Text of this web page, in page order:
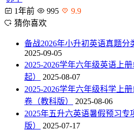
1年前
995
9.9
猜你喜欢
备战2026年小升初英语真题分
2025-09-05
2025-2026学年六年级英语上
起）
2025-08-07
2025-2026学年六年级科学上
卷（教科版）
2025-08-06
2025年五升六英语暑假预习专
版）
2025-07-17